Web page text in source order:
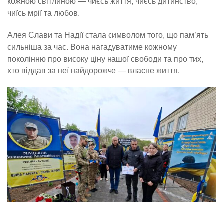
чиїсь мрії та любов.
Алея Слави та Надії стала символом того, що пам’ять
сильніша за час. Вона нагадуватиме кожному
поколінню про високу ціну нашої свободи та про тих,
хто віддав за неї найдорожче — власне життя.